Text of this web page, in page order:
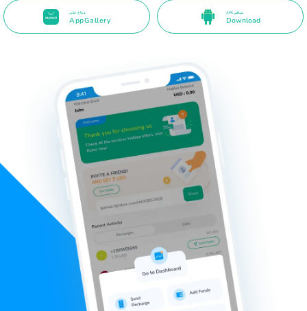
متاح على
AppGallery
APK مباشر
Download